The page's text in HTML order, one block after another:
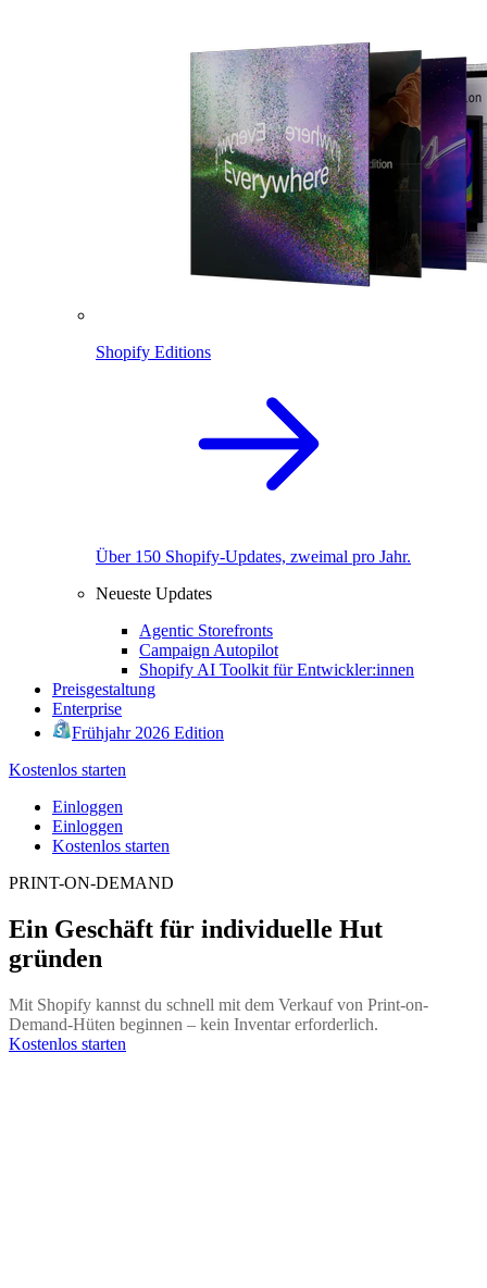
Shopify Editions
Über 150 Shopify-Updates, zweimal pro Jahr.
Neueste Updates
Agentic Storefronts
Campaign Autopilot
Shopify AI Toolkit für Entwickler:innen
Preisgestaltung
Enterprise
Frühjahr 2026 Edition
Kostenlos starten
Einloggen
Einloggen
Kostenlos starten
PRINT-ON-DEMAND
Ein Geschäft für individuelle Hut
gründen
Mit Shopify kannst du schnell mit dem Verkauf von Print-on-
Demand-Hüten beginnen – kein Inventar erforderlich.
Kostenlos starten